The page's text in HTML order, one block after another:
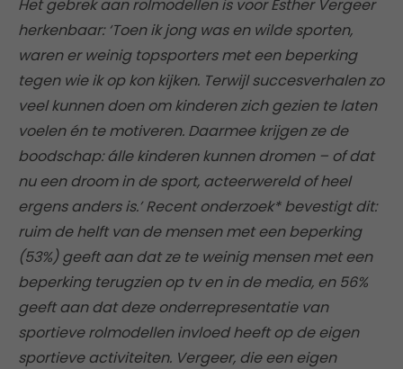
Het gebrek aan rolmodellen is voor Esther Vergeer
herkenbaar: ‘Toen ik jong was en wilde sporten,
waren er weinig topsporters met een beperking
tegen wie ik op kon kijken. Terwijl succesverhalen zo
veel kunnen doen om kinderen zich gezien te laten
voelen én te motiveren. Daarmee krijgen ze de
boodschap: álle kinderen kunnen dromen – of dat
nu een droom in de sport, acteerwereld of heel
ergens anders is.’ Recent onderzoek* bevestigt dit:
ruim de helft van de mensen met een beperking
(53%) geeft aan dat ze te weinig mensen met een
beperking terugzien op tv en in de media, en 56%
geeft aan dat deze onderrepresentatie van
sportieve rolmodellen invloed heeft op de eigen
sportieve activiteiten. Vergeer, die een eigen